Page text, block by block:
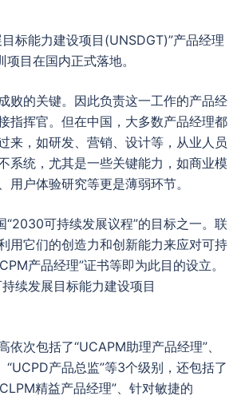
标能力建设项目(UNSDGT)”产品经理
目在国内正式落地。
败的关键。因此负责这一工作的产品经
指挥官。但在中国，大多数产品经理都
来，如研发、营销、设计等，从业人员
系统，尤其是一些关键能力，如商业模
用户体验研究等更是薄弱环节。
“2030可持续发展议程”的目标之一。联
用它们的创造力和创新能力来应对可持
产品经理”证书等即为此目的设立。
续发展目标能力建设项目
依次包括了“UCAPM助理产品经理”、
“UCPD产品总监”等3个级别，还包括了
精益产品经理”、针对敏捷的